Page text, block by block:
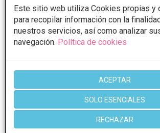
Este sitio web utiliza Cookies propias y
para recopilar información con la
nuestros servicios, así como analizar
navegación. Política de cookies
ACEPTAR
SOLO ESENCIALES
RECHAZAR
Más información